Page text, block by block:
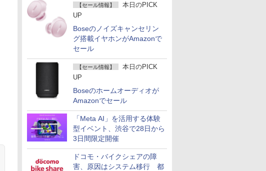
【セール情報】
本日のPICK
UP
Boseのノイズキャンセリン
グ搭載イヤホンがAmazonで
セール
【セール情報】
本日のPICK
UP
Boseのホームオーディオが
Amazonでセール
「Meta AI」を活用する体験
型イベント、渋谷で28日から
3日間限定開催
ドコモ・バイクシェアの障
害、原因はシステム移行 都